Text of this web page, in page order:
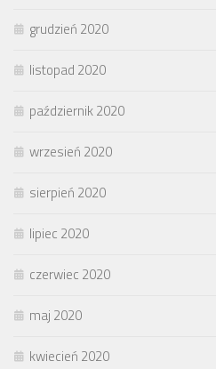
grudzień 2020
listopad 2020
październik 2020
wrzesień 2020
sierpień 2020
lipiec 2020
czerwiec 2020
maj 2020
kwiecień 2020